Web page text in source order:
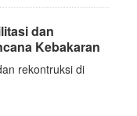
dan
Kebakaran
rekontruksi di